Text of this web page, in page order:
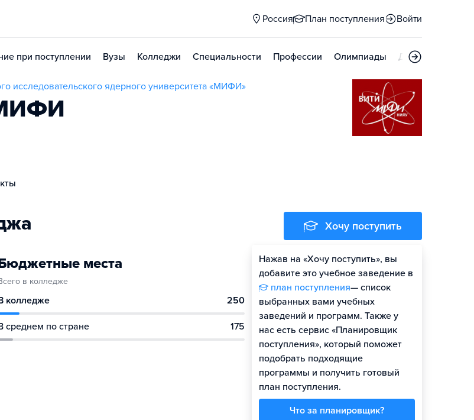
Россия План поступления Войти
при поступлении Вузы Колледжи Специальности Профессии Олимпиады Дни открытых
исследовательского ядерного университета «МИФИ»
места
в колледже
колледже 250
среднем по стране 175
Хочу поступить
Нажав на «Хочу поступить», вы
добавите это учебное заведение в
план поступления— список
выбранных вами учебных
заведений и программ. Также у
нас есть сервис «Планировщик
поступления», который поможет
подобрать подходящие
программы и получить готовый
план поступления.
Что за планировщик?